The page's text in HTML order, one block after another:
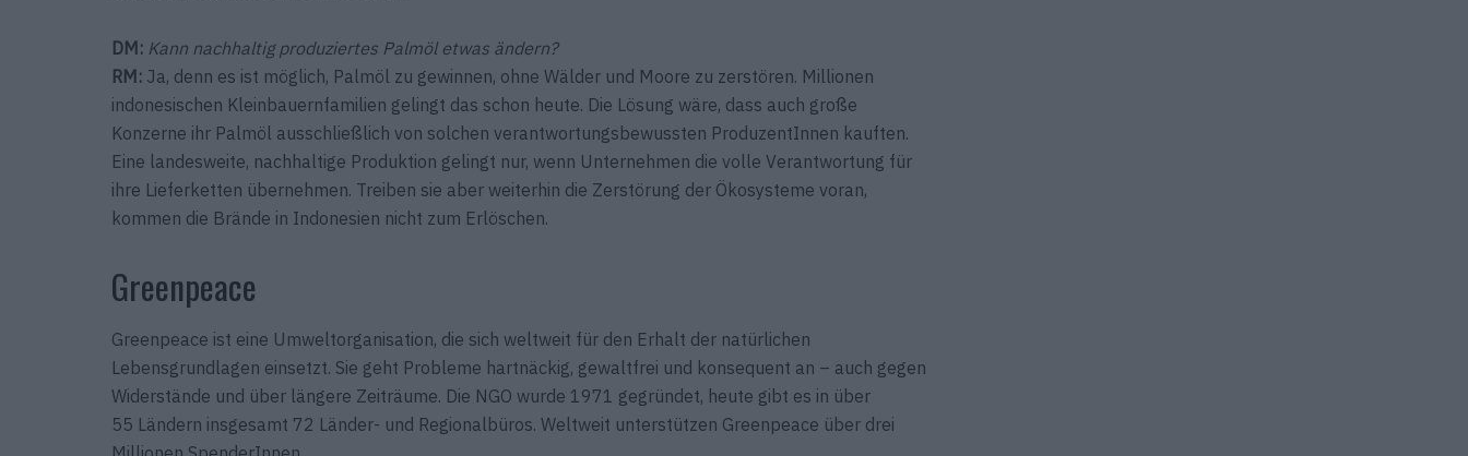
DM: Kann nachhaltig produziertes Palmöl etwas ändern?
RM: Ja, denn es ist möglich, Palmöl zu gewinnen, ohne Wälder und Moore zu zerstören. Millionen
indonesischen Kleinbauernfamilien gelingt das schon heute. Die Lösung wäre, dass auch große
Konzerne ihr Palmöl ausschließlich von solchen verantwortungsbewussten ProduzentInnen kauften.
Eine landesweite, nachhaltige Produktion gelingt nur, wenn Unternehmen die volle Verantwortung für
ihre Lieferketten übernehmen. Treiben sie aber weiter­hin die Zerstörung der Ökosysteme voran,
kommen die Brände in Indonesien nicht zum Erlöschen.
Greenpeace
Greenpeace ist eine Umweltorganisation, die sich weltweit für den Erhalt der natürlichen
Lebensgrundlagen einsetzt. Sie geht Probleme hartnäckig, gewaltfrei und konsequent an – auch gegen
Widerstände und über längere Zeiträume. Die NGO wurde 1971 gegründet, heute gibt es in über
55 Ländern insgesamt 72 Länder- und Regionalbüros. Weltweit unterstützen Greenpeace über drei